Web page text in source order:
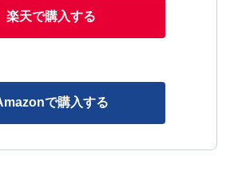
楽天で購入する
で購入する